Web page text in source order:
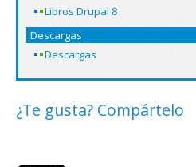
Libros Drupal 8
Descargas
Descargas
¿Te gusta? Compártelo